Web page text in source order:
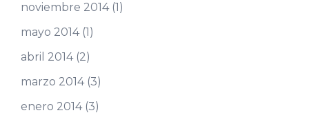
noviembre 2014(1)
mayo 2014(1)
abril 2014(2)
marzo 2014(3)
enero 2014(3)